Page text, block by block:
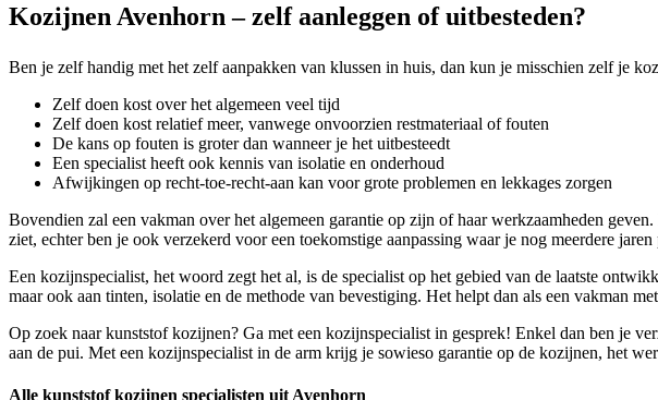
Kozijnen Avenhorn – zelf aanleggen of uitbesteden?
Ben je zelf handig met het zelf aanpakken van klussen in huis, dan kun je misschien zelf je
Zelf doen kost over het algemeen veel tijd
Zelf doen kost relatief meer, vanwege onvoorzien restmateriaal of fouten
De kans op fouten is groter dan wanneer je het uitbesteedt
Een specialist heeft ook kennis van isolatie en onderhoud
Afwijkingen op recht-toe-recht-aan kan voor grote problemen en lekkages zorgen
Bovendien zal een vakman over het algemeen garantie op zijn of haar werkzaamheden
ziet, echter ben je ook verzekerd voor een toekomstige aanpassing waar je nog meerdere
Een kozijnspecialist, het woord zegt het al, is de specialist op het gebied van de laatste
maar ook aan tinten, isolatie en de methode van bevestiging. Het helpt dan als een vakman
Op zoek naar kunststof kozijnen? Ga met een kozijnspecialist in gesprek! Enkel dan ben je
aan de pui. Met een kozijnspecialist in de arm krijg je sowieso garantie op de kozijnen, het
Alle kunststof kozijnen specialisten uit Avenhorn